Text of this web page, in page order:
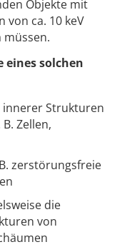
Objekte mit
von ca. 10 keV
eines solchen
innerer Strukturen
Zellen,
zerstörungsfreie
die
von